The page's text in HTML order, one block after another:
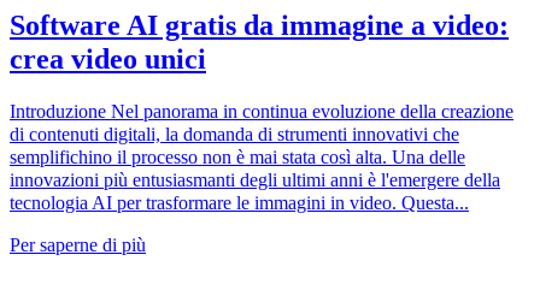
Software AI gratis da immagine a video:
crea video unici
Introduzione Nel panorama in continua evoluzione della creazione
di contenuti digitali, la domanda di strumenti innovativi che
semplifichino il processo non è mai stata così alta. Una delle
innovazioni più entusiasmanti degli ultimi anni è l'emergere della
tecnologia AI per trasformare le immagini in video. Questa...
Per saperne di più